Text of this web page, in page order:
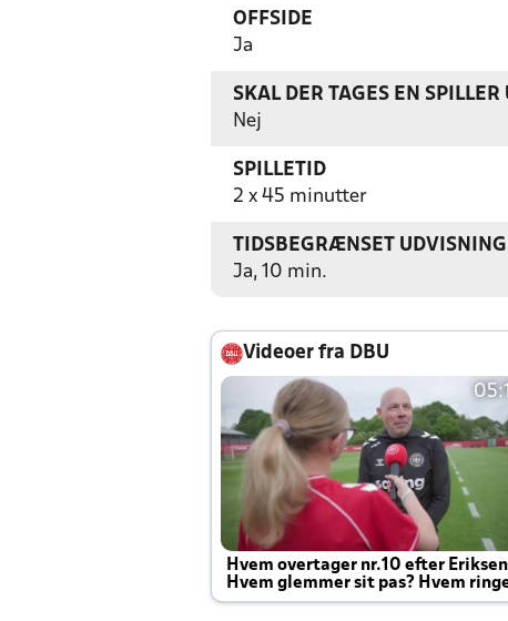
OFFSIDE
Ja
SKAL DER TAGES EN
Nej
SPILLETID
2 x 45 minutter
TIDSBEGRÆNSET
Ja, 10 min.
Videoer fra DBU
Hvem overtager nr.10 efter
Hvem glemmer sit pas? Hvem
Joachim altid til efter kampe?